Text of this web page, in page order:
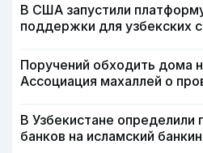
В США запустили
поддержки для узбекских
Поручений обходить дома
Ассоциация махаллей о
В Узбекистане определили
банков на исламский